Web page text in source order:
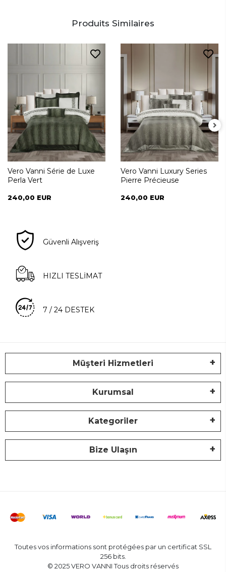
Produits Similaires
Vero Vanni Série de Luxe
Perla Vert
240,00 EUR
Vero Vanni Luxury Series
Pierre Précieuse
240,00 EUR
Güvenli Alışveriş
HIZLI TESLİMAT
7 / 24 DESTEK
Müşteri Hizmetleri
Kurumsal
Kategoriler
Bize Ulaşın
Toutes vos informations sont protégées par un certificat SSL
256 bits.
© 2025 VERO VANNI Tous droits réservés